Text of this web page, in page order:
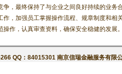
，最终保持了与企业之间良好持续的业务合
，加强员工掌握操作流程、规章制度和相
作，认真审查资料，确保安全稳健的发展。
QQ：84015301 南京信瑞金融服务有限